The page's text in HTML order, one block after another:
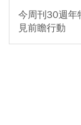
今周刊30週年
見前瞻行動